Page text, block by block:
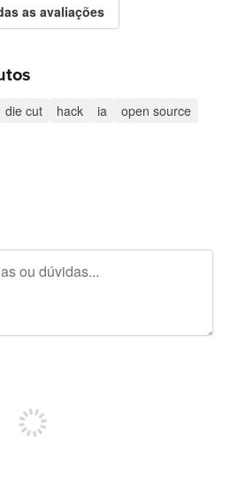
as avaliações
die cut hack ia
open source